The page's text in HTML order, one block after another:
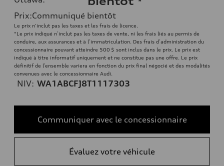
Prix:Communiqué bientôt
Le prix n'inclut pas les taxes et les frais de licence.
*Le prix indiqué n’inclut pas les taxes de vente, ni les frais liés au permis de
conduire, aux assurances et à l’immatriculation. Des frais d’administration du
concessionnaire pouvant atteindre 500 $ sont inclus dans le prix. Le prix est
indiqué à titre informatif uniquement et ne constitue pas une offre. Le prix
définitif de l’ensemble variera en fonction du prix final négocié et des modalités
convenues avec le concessionnaire Audi.
NIV: WA1ABCFJ8T1117303
Communiquer avec le concessionnaire
Évaluez votre véhicule